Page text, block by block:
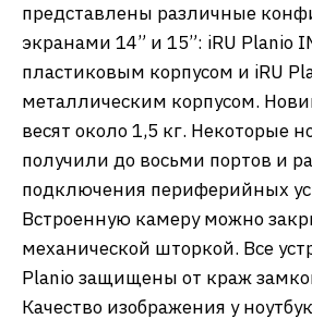
представлены различные
экранами 14” и 15”: iRU Planio
пластиковым корпусом и iRU
металлическим корпусом.
весят около 1,5 кг. Некоторые
получили до восьми портов и
подключения периферийных
Встроенную камеру можно
механической шторкой. Все
Planio защищены от краж
Качество изображения у